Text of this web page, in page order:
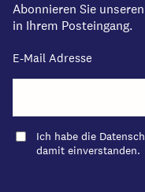
Abonnieren Sie
in Ihrem Posteingang.
E-Mail Adresse
Ich habe die
damit einverstanden.